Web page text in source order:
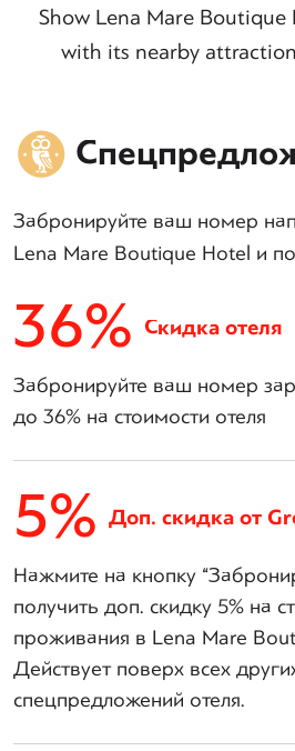
Show Lena Mare
with its nearby
Забронируйте ваш номер
Lena Mare Boutique Hotel и
36% Скидка отеля
Забронируйте ваш номер
до 36% на стоимости отеля
5% Доп. скидка от
Нажмите на кнопку
получить доп. скидку 5% на
проживания в Lena Mare
Действует поверх всех
спецпредложений отеля.